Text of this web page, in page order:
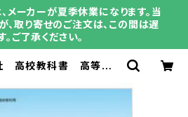
ーカーが夏季休業になります。当
、取り寄せのご注文は、この間は遅
。ご了承ください。
高校教科書 高等学
品 ISBN：9784804
10：B0D9DQLL1
| 育之書店